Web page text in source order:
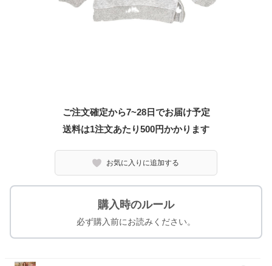
ご注文確定から7~28日でお届け予定
送料は1注文あたり500円かかります
お気に入りに追加する
購入時のルール
必ず購入前にお読みください。